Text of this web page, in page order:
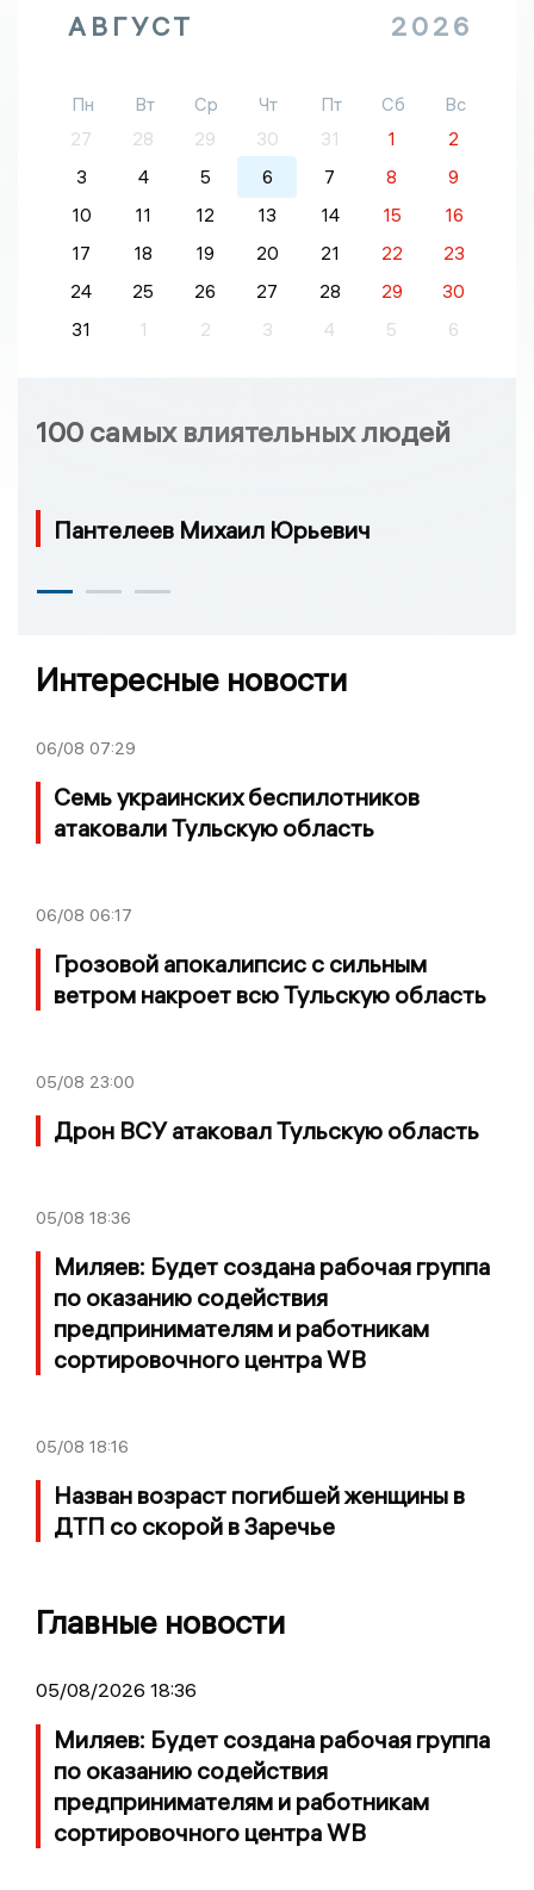
АВГУСТ 2026
Пн Вт Ср Чт Пт Сб
Вс
27
28 29 30 31 1
2
3
4 5 6 7 8
9
10
11 12 13 14 15
16
17
18 19 20 21 22
23
24
25 26 27 28 29
30
31
1 2 3 4 5 6
100 самых влиятельных людей
Пантелеев Михаил Юрьевич
Интересные новости
06/08 07:29
Семь украинских беспилотников
атаковали Тульскую область
06/08 06:17
Грозовой апокалипсис с сильным
ветром накроет всю Тульскую область
05/08 23:00
Дрон ВСУ атаковал Тульскую область
05/08 18:36
Миляев: Будет создана рабочая группа
по оказанию содействия
предпринимателям и работникам
сортировочного центра WB
05/08 18:16
Назван возраст погибшей женщины в
ДТП со скорой в Заречье
Главные новости
05/08/2026 18:36
Миляев: Будет создана рабочая группа
по оказанию содействия
предпринимателям и работникам
сортировочного центра WB